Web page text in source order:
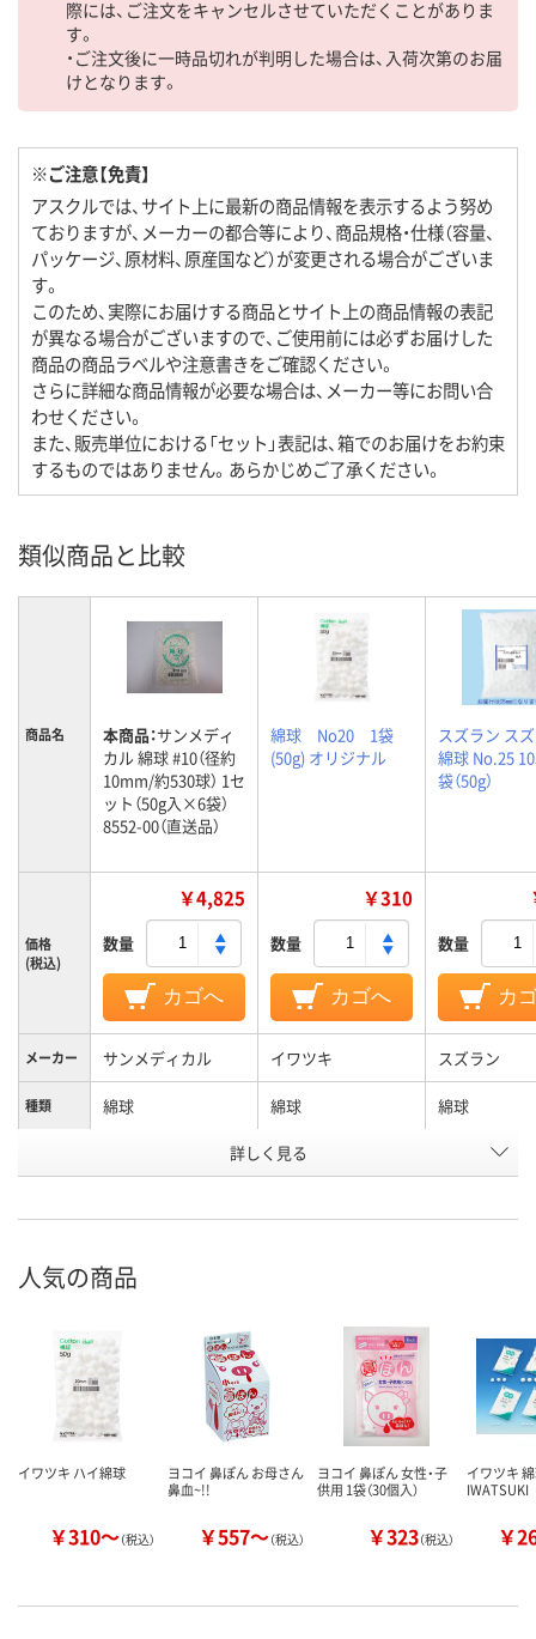
際には、ご注文をキャンセルさせていただくことがありま
す。
・ご注文後に一時品切れが判明した場合は、入荷次第のお届
けとなります。
※ご注意【免責】
アスクルでは、サイト上に最新の商品情報を表示するよう努め
ておりますが、メーカーの都合等により、商品規格・仕様（容量、
パッケージ、原材料、原産国など）が変更される場合がございま
す。
このため、実際にお届けする商品とサイト上の商品情報の表記
が異なる場合がございますので、ご使用前には必ずお届けした
商品の商品ラベルや注意書きをご確認ください。
さらに詳細な商品情報が必要な場合は、メーカー等にお問い合
わせください。
また、販売単位における「セット」表記は、箱でのお届けをお約束
するものではありません。あらかじめご了承ください。
類似商品と比較
商品名 本商品：サンメディ
カル 綿球 #10（径約
10mm/約530球） 1セ
ット（50g入×6袋）
8552-00（直送品）
綿球 Nо20 1袋
(50g) オリジナル
スズラン ス
綿球 No.25
袋（50g）
価格
(税込)
￥4,825
数量
カゴへ
￥310
数量
カゴへ
数量
カ
メーカー サンメディカル イワツキ スズラン
種類 綿球 綿球 綿球
未滅菌
商品環境
15
詳しく見る
人気の商品
イワツキ ハイ綿球
￥310～（税込）
ヨコイ 鼻ぽん お母さん
鼻血~!!
￥557～（税込）
ヨコイ 鼻ぽん 女性・子
供用 1袋（30個入）
￥323（税込）
イワツキ
IWATSUKI
￥